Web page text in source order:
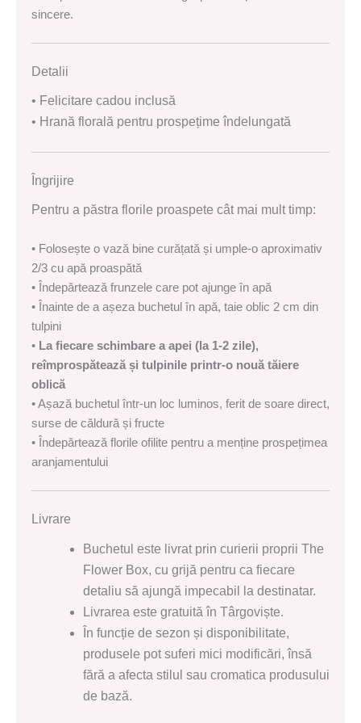
sincere.
Detalii
• Felicitare cadou inclusă
• Hrană florală pentru prospețime îndelungată
Îngrijire
Pentru a păstra florile proaspete cât mai mult timp:
• Folosește o vază bine curățată și umple-o aproximativ
2/3 cu apă proaspătă
• Îndepărtează frunzele care pot ajunge în apă
• Înainte de a așeza buchetul în apă, taie oblic 2 cm din
tulpini
• La fiecare schimbare a apei (la 1-2 zile),
reîmprospătează și tulpinile printr-o nouă tăiere
oblică
• Așază buchetul într-un loc luminos, ferit de soare direct,
surse de căldură și fructe
• Îndepărtează florile ofilite pentru a menține prospețimea
aranjamentului
Livrare
Buchetul este livrat prin curierii proprii The
Flower Box, cu grijă pentru ca fiecare
detaliu să ajungă impecabil la destinatar.
Livrarea este gratuită în Târgoviște.
În funcție de sezon și disponibilitate,
produsele pot suferi mici modificări, însă
fără a afecta stilul sau cromatica produsului
de bază.